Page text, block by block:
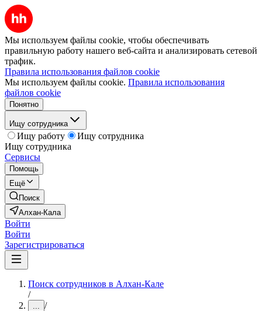
Мы используем файлы cookie, чтобы обеспечивать
правильную работу нашего веб-сайта и анализировать сетевой
трафик.
Правила использования файлов cookie
Мы используем файлы cookie. Правила использования
файлов cookie
Понятно
Ищу сотрудника
Ищу работу
Ищу сотрудника
Ищу сотрудника
Сервисы
Помощь
Ещё
Поиск
Алхан-Кала
Войти
Войти
Зарегистрироваться
Поиск сотрудников в Алхан-Кале
/
... /